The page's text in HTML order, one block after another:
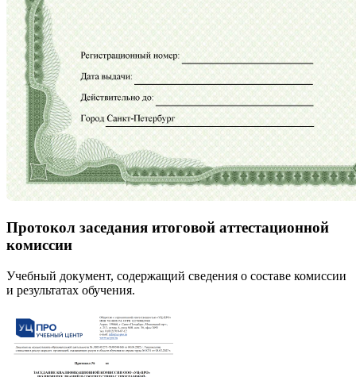
Протокол заседания итоговой аттестационной
комиссии
Учебный документ, содержащий сведения о составе комиссии
и результатах обучения.